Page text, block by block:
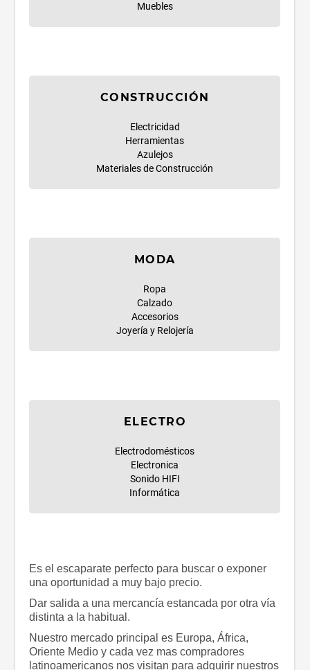
Muebles
CONSTRUCCIÓN
Electricidad
Herramientas
Azulejos
Materiales de Construcción
MODA
Ropa
Calzado
Accesorios
Joyería y Relojería
ELECTRO
Electrodomésticos
Electronica
Sonido HIFI
Informática
Es el escaparate perfecto para buscar o exponer
una oportunidad a muy bajo precio.
Dar salida a una mercancía estancada por otra vía
distinta a la habitual.
Nuestro mercado principal es Europa, África,
Oriente Medio y cada vez mas compradores
latinoamericanos nos visitan para adquirir nuestros